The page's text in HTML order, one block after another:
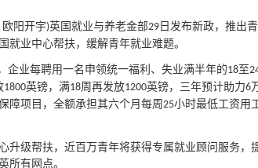
阳开宇)英国就业与养老金部29 日发布新政，推出
就业中心帮扶，缓解青年就业难题。
企业每聘用一名申领统一福利、失业满半年的18至
1800英镑，满18周再发放1200英镑，三年预计助力6
障项目，全额承担其六个月每周 25小时最低工资用
升级帮扶，近百万青年将获得专属就业顾问服务，
所有网点。